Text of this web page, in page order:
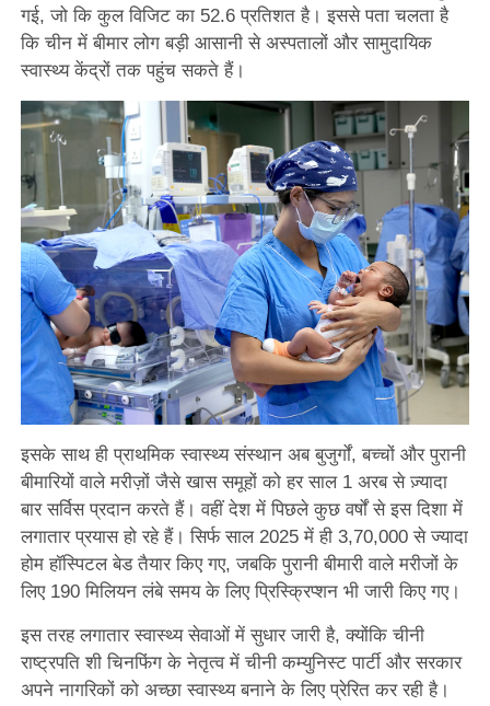
गई, जो कि कुल विजिट का 52.6 प्रतिशत है। इससे पता चलता है
कि चीन में बीमार लोग बड़ी आसानी से अस्पतालों और सामुदायिक
स्वास्थ्य केंद्रों तक पहुंच सकते हैं।
इसके साथ ही प्राथमिक स्वास्थ्य संस्थान अब बुजुर्गों, बच्चों और पुरानी
बीमारियों वाले मरीज़ों जैसे खास समूहों को हर साल 1 अरब से ज़्यादा
बार सर्विस प्रदान करते हैं। वहीं देश में पिछले कुछ वर्षों से इस दिशा में
लगातार प्रयास हो रहे हैं। सिर्फ साल 2025 में ही 3,70,000 से ज्यादा
होम हॉस्पिटल बेड तैयार किए गए, जबकि पुरानी बीमारी वाले मरीजों के
लिए 190 मिलियन लंबे समय के लिए प्रिस्क्रिप्शन भी जारी किए गए।
इस तरह लगातार स्वास्थ्य सेवाओं में सुधार जारी है, क्योंकि चीनी
राष्ट्रपति शी चिनफिंग के नेतृत्व में चीनी कम्युनिस्ट पार्टी और सरकार
अपने नागरिकों को अच्छा स्वास्थ्य बनाने के लिए प्रेरित कर रही है।